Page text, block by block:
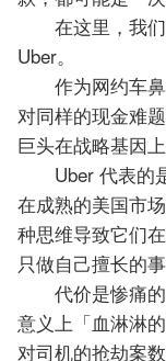
在这里，我
Uber。
作为网约车
对同样的现金难
巨头在战略基因
Uber 代表的
在成熟的美国市
种思维导致它们
只做自己擅长的事
代价是惨痛
意义上「血淋淋
对司机的抢劫案